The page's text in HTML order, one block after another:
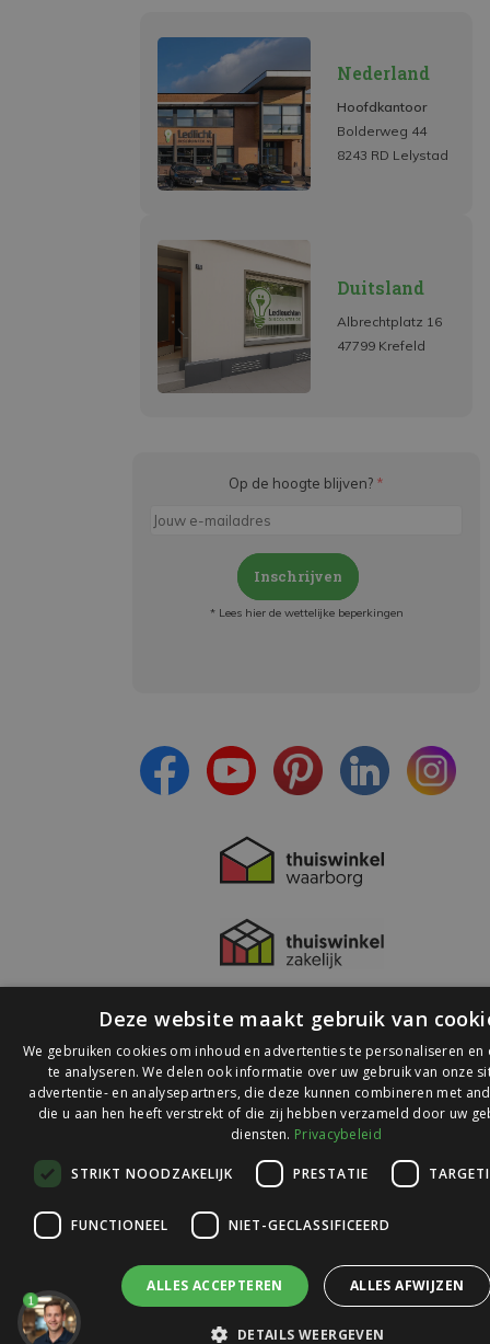
Nederland
Hoofdkantoor
Bolderweg 44
8243 RD Lelystad
Duitsland
Albrechtplatz 16
47799 Krefeld
Op de hoogte blijven? *
Inschrijven
* Lees hier de wettelijke beperkingen
© 2026 Ledlichtdiscounter.nl
op
Webwinkelkeur
1
Deze website maakt gebruik van
We gebruiken cookies om inhoud en advertenties te personaliseren en
te analyseren. We delen ook informatie over uw gebruik van onze
advertentie- en analysepartners, die deze kunnen combineren met
die u aan hen heeft verstrekt of die zij hebben verzameld door uw
diensten. Privacybeleid
STRIKT NOODZAKELIJK PRESTATIE
FUNCTIONEEL NIET-GECLASSIFICEERD
ALLES ACCEPTEREN ALLES AFWIJZEN
DETAILS WEERGEVEN